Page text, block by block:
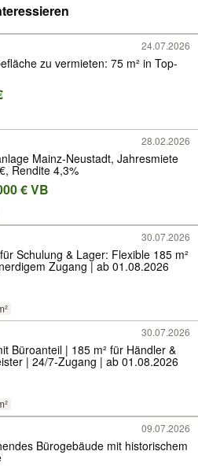
24.07.2026
zu vermieten: 75 m² in Top-
28.02.2026
Mainz-Neustadt, Jahresmiete
Rendite 4,3%
€ VB
30.07.2026
Schulung & Lager: Flexible 185 m²
Zugang | ab 01.08.2026
30.07.2026
Büroanteil | 185 m² für Händler &
| 24/7-Zugang | ab 01.08.2026
09.07.2026
Bürogebäude mit historischem